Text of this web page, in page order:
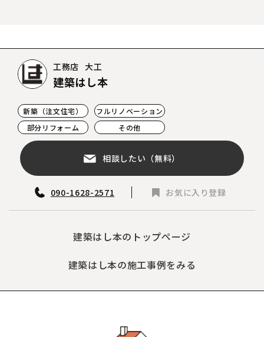
工務店 大工
建築はし本
新築（注文住宅）
フルリノベーション
部分リフォーム
その他
相談したい（無料）
090-1628-2571 お気に入り登録
建築はし本のトップページ
建築はし本の施工事例をみる